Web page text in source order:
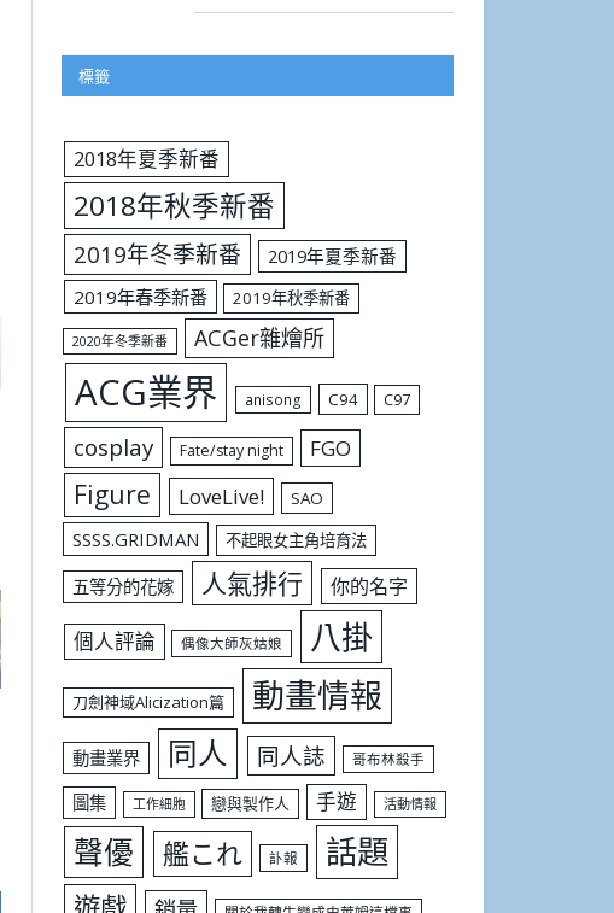
標籤
2018年夏季新番
2018年秋季新番
2019年冬季新番
2019年夏季新番
2019年春季新番
2019年秋季新番
2020年冬季新番 ACGer雜燴所
ACG業界 anisong C94 C97
cosplay Fate/stay night FGO
Figure LoveLive! SAO
SSSS.GRIDMAN 不起眼女主角培育法
五等分的花嫁 人氣排行 你的名字
個人評論 偶像大師灰姑娘 八掛
刀劍神域Alicization篇 動畫情報
動畫業界 同人 同人誌 哥布林殺手
圖集 工作細胞 戀與製作人 手遊 活動情報
聲優 艦これ 訃報 話題